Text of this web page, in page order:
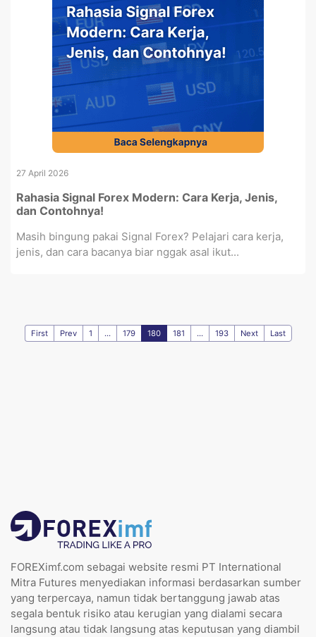
27 April 2026
Rahasia Signal Forex Modern: Cara Kerja, Jenis,
dan Contohnya!
Masih bingung pakai Signal Forex? Pelajari cara kerja,
jenis, dan cara bacanya biar nggak asal ikut...
First Prev 1 ... 179 180 181 ... 193 Next Last
FOREXimf.com sebagai website resmi PT International
Mitra Futures menyediakan informasi berdasarkan sumber
yang terpercaya, namun tidak bertanggung jawab atas
segala bentuk risiko atau kerugian yang dialami secara
langsung atau tidak langsung atas keputusan yang diambil